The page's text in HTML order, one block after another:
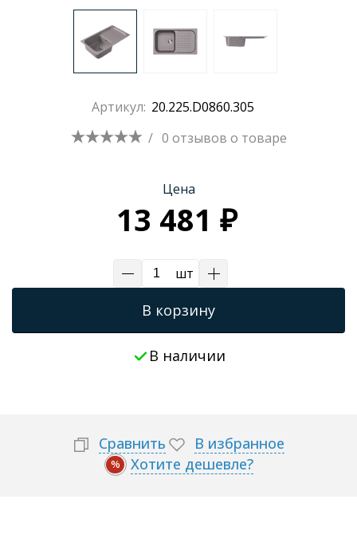
Зеркала
Душевые поддоны
Душевые уголки и ограждения
Трапы для душевых
Артикул: 20.225.D0860.305
/ 0 отзывов о товаре
Цена
13 481 ₽
шт
В корзину
В наличии
Сравнить В избранное
% Хотите дешевле?